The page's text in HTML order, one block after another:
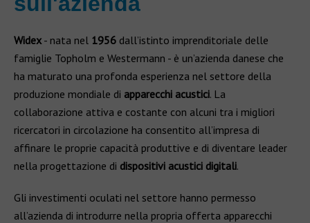
Widex- nata nel 1956 dall’istinto imprenditoriale delle
famiglie Topholm e Westermann - è un’azienda danese che
ha maturato una profonda esperienza nel settore della
produzione mondiale di apparecchi acustici. La
collaborazione attiva e costante con alcuni tra i migliori
ricercatori in circolazione ha consentito all’impresa di
affinare le proprie capacità produttive e di diventare leader
nella progettazione di dispositivi acustici digitali.
Gli investimenti oculati nel settore hanno permesso
all’azienda di introdurre nella propria offerta apparecchi